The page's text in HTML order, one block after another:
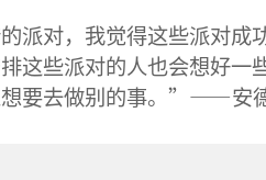
派对，我觉得这些派对成
这些派对的人也会想好一
想要去做别的事。”——安